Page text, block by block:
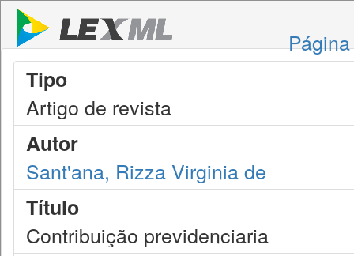
Tipo
Artigo de revista
Autor
Sant'ana, Rizza Virginia de
Título
Contribuição previdenciaria